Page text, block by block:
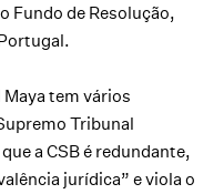
Fundo de Resolução,
tem vários
Tribunal
a CSB é redundante,
jurídica” e viola o